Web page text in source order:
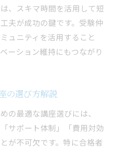
、スキマ時間を活用して短
夫が成功の鍵です。受験仲
ュニティを活用すること
ーション維持にもつながり
の選び方解説
の最適な講座選びには、
サポート体制」「費用対効
が不可欠です。特に合格者